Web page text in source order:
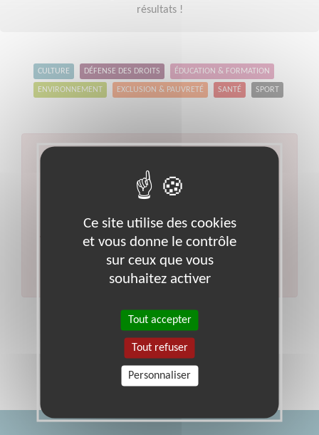
résultats !
CULTURE DÉFENSE DES DROITS ÉDUCATION & FORMATION
ENVIRONNEMENT EXCLUSION & PAUVRETÉ SANTÉ SPORT
Aucun résultat pour votre
recherche
Accompagnement scolaire
Code postal : 54 Ville :Villers-les-nancy
Veuillez indiquer moins de critères et/ou remplacer
votre code postal par celui de votre département.
Effectuer une nouvelle recherche
Ce site utilise des cookies
et vous donne le contrôle
sur ceux que vous
souhaitez activer
Tout accepter
Tout refuser
Personnaliser